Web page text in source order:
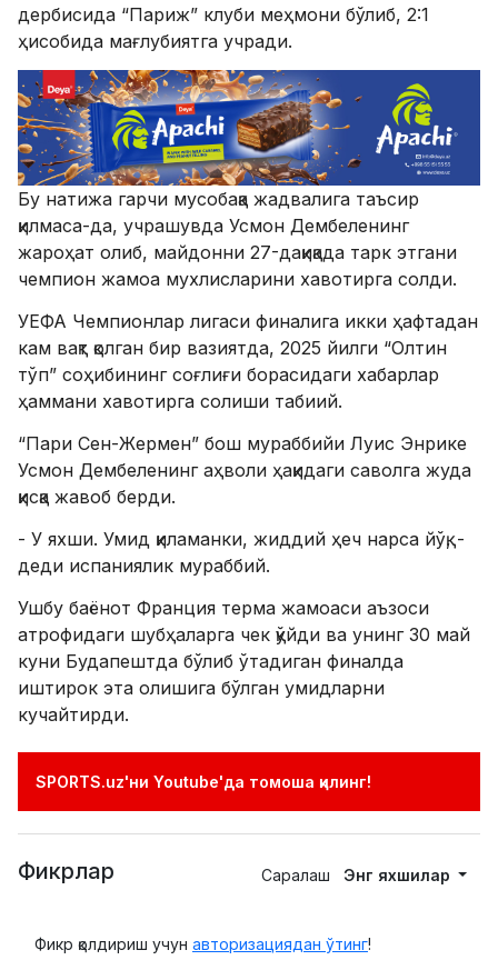
дербисида “Париж” клуби меҳмони бўлиб, 2:1
ҳисобида мағлубиятга учради.
Бу натижа гарчи мусобақа жадвалига таъсир
қилмаса-да, учрашувда Усмон Дембеленинг
жароҳат олиб, майдонни 27-дақиқада тарк этгани
чемпион жамоа мухлисларини хавотирга солди.
УЕФА Чемпионлар лигаси финалига икки ҳафтадан
кам вақт қолган бир вазиятда, 2025 йилги “Олтин
тўп” соҳибининг соғлиғи борасидаги хабарлар
ҳаммани хавотирга солиши табиий.
“Пари Сен-Жермен” бош мураббийи Луис Энрике
Усмон Дембеленинг аҳволи ҳақидаги саволга жуда
қисқа жавоб берди.
- У яхши. Умид қиламанки, жиддий ҳеч нарса йўқ, -
деди испаниялик мураббий.
​Ушбу баёнот Франция терма жамоаси аъзоси
атрофидаги шубҳаларга чек қўйди ва унинг 30 май
куни Будапештда бўлиб ўтадиган финалда
иштирок эта олишига бўлган умидларни
кучайтирди.
SPORTS.uz'ни Youtube'да томоша қилинг!
Фикрлар Саралаш Энг яхшилар
Фикр қолдириш учун авторизациядан ўтинг!